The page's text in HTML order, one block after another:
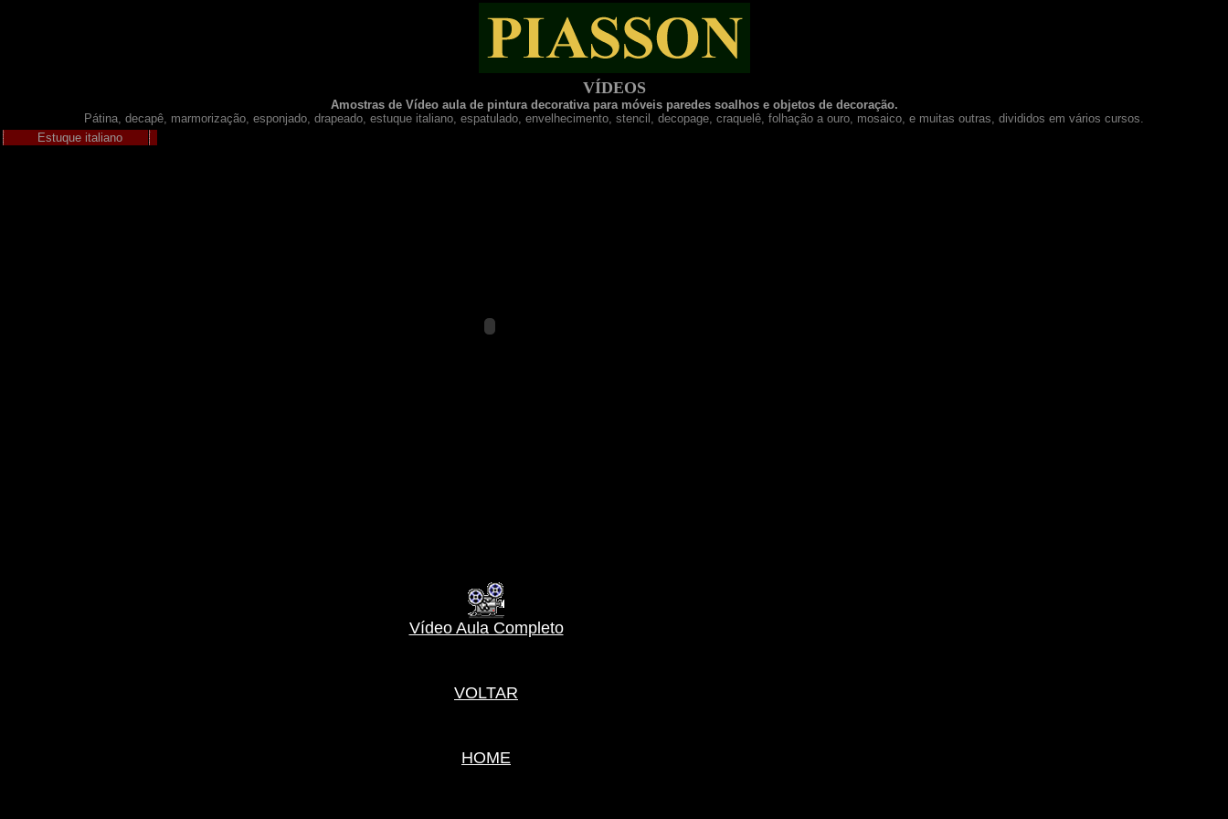
VÍDEOS
Amostrasde Vídeo aula de pintura decorativa para móveis paredes soalhos e objetos de decoração.
Pátina, decapê, marmorização, esponjado, drapeado, estuque italiano, espatulado, envelhecimento, stencil, decopage, craquelê, folhação a ouro, mosaico, e muitas outras, divididos em vários cursos.
Estuque italiano
Vídeo Aula Completo
VOLTAR
HOME